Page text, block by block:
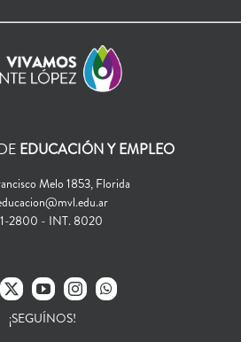
EDUCACIÓN Y EMPLEO
Melo 1853, Florida
2800 - INT. 8020
¡SEGUÍNOS!